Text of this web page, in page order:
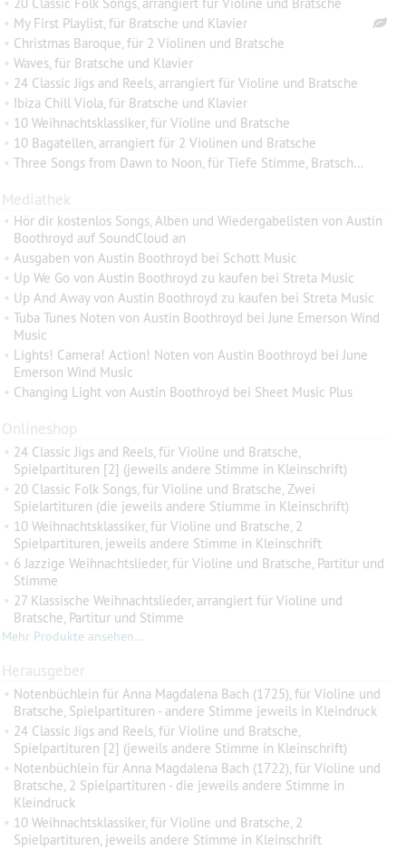
• My First Playlist, für Bratsche und Klavier
• Christmas Baroque, für 2 Violinen und Bratsche
• Waves, für Bratsche und Klavier
• 24 Classic Jigs and Reels, arrangiert für Violine und Bratsche
• Ibiza Chill Viola, für Bratsche und Klavier
• 10 Weihnachtsklassiker, für Violine und Bratsche
• 10 Bagatellen, arrangiert für 2 Violinen und Bratsche
• Three Songs from Dawn to Noon, für Tiefe Stimme, Bratsche und Klavier
Mediathek
• Hör dir kostenlos Songs, Alben und Wiedergabelisten von Austin
Boothroyd auf SoundCloud an
• Ausgaben von Austin Boothroyd bei Schott Music
• Up We Go von Austin Boothroyd zu kaufen bei Streta Music
• Up And Away von Austin Boothroyd zu kaufen bei Streta Music
• Tuba Tunes Noten von Austin Boothroyd bei June Emerson Wind
Music
• Lights! Camera! Action! Noten von Austin Boothroyd bei June
Emerson Wind Music
• Changing Light von Austin Boothroyd bei Sheet Music Plus
Onlineshop
• 24 Classic Jigs and Reels, für Violine und Bratsche,
Spielpartituren [2] (jeweils andere Stimme in Kleinschrift)
• 20 Classic Folk Songs, für Violine und Bratsche, Zwei
Spielartituren (die jeweils andere Stiumme in Kleinschrift)
• 10 Weihnachtsklassiker, für Violine und Bratsche, 2
Spielpartituren, jeweils andere Stimme in Kleinschrift
• 6 Jazzige Weihnachtslieder, für Violine und Bratsche, Partitur und
Stimme
• 27 Klassische Weihnachtslieder, arrangiert für Violine und
Bratsche, Partitur und Stimme
Mehr Produkte ansehen…
Herausgeber
• Notenbüchlein für Anna Magdalena Bach (1725), für Violine und
Bratsche, Spielpartituren - andere Stimme jeweils in Kleindruck
• 24 Classic Jigs and Reels, für Violine und Bratsche,
Spielpartituren [2] (jeweils andere Stimme in Kleinschrift)
• Notenbüchlein für Anna Magdalena Bach (1722), für Violine und
Bratsche, 2 Spielpartituren - die jeweils andere Stimme in
Kleindruck
• 10 Weihnachtsklassiker, für Violine und Bratsche, 2
Spielpartituren, jeweils andere Stimme in Kleinschrift